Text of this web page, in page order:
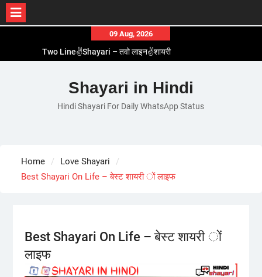
content
09 Aug, 2026
Two Line✌️Shayari – तवो लाइन✌️शायरी
Romantic Love😽Status – रोमांटिक लव😽स्टेटस
Love🥳Poetry In Hindi – लव🥳पोएट्री इन हिंदी
1 Line☝️Shayari In Hindi – १ लाइन☝️शायरी इन हिंदी
Shayari in Hindi
Hindi Shayari For Daily WhatsApp Status
Home
Love Shayari
Best Shayari On Life – बेस्ट शायरी ों लाइफ
Best Shayari On Life – बेस्ट शायरी ों
लाइफ